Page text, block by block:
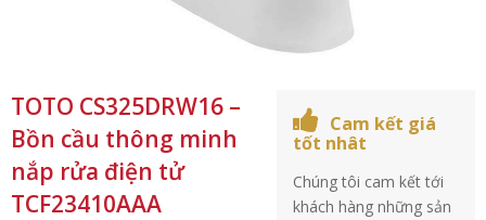
TOTO CS325DRW16 –
Bồn cầu thông minh
nắp rửa điện tử
TCF23410AAA
Cam kết giá
tốt nhât
Chúng tôi cam kết tới
khách hàng những sản